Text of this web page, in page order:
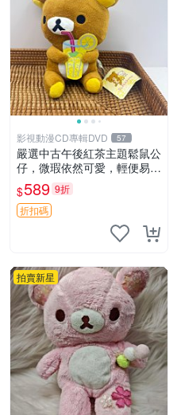
影視動漫CD專輯DVD 57
嚴選中古午後紅茶主題鬆鼠公
仔，微瑕依然可愛，輕便易運
送 二手收藏推薦 工廠直營 快
遞到府 中古 玩偶 公仔
$589 9折
折扣碼
拍賣新星